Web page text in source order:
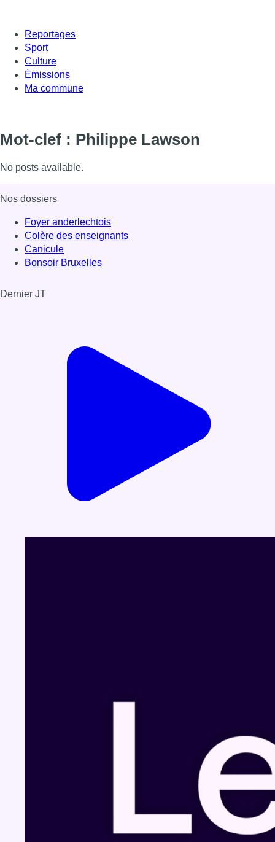
Reportages
Sport
Culture
Émissions
Ma commune
Mot-clef : Philippe Lawson
No posts available.
Nos dossiers
Foyer anderlechtois
Colère des enseignants
Canicule
Bonsoir Bruxelles
Dernier JT